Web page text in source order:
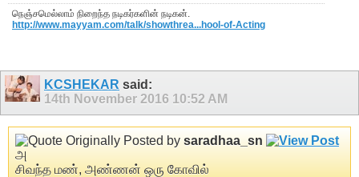
நெஞ்சமெல்லாம் நிறைந்த நடிகர்களின் நடிகன்.
http://www.mayyam.com/talk/showthrea...hool-of-Acting
KCSHEKAR said:
14th November 2016 10:52 AM
Originally Posted by saradhaa_sn
அ
சிவந்த மண், அண்ணன் ஒரு கோவில்